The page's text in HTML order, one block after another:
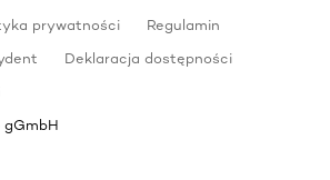
prywatności
Regulamin
Deklaracja dostępności
gGmbH